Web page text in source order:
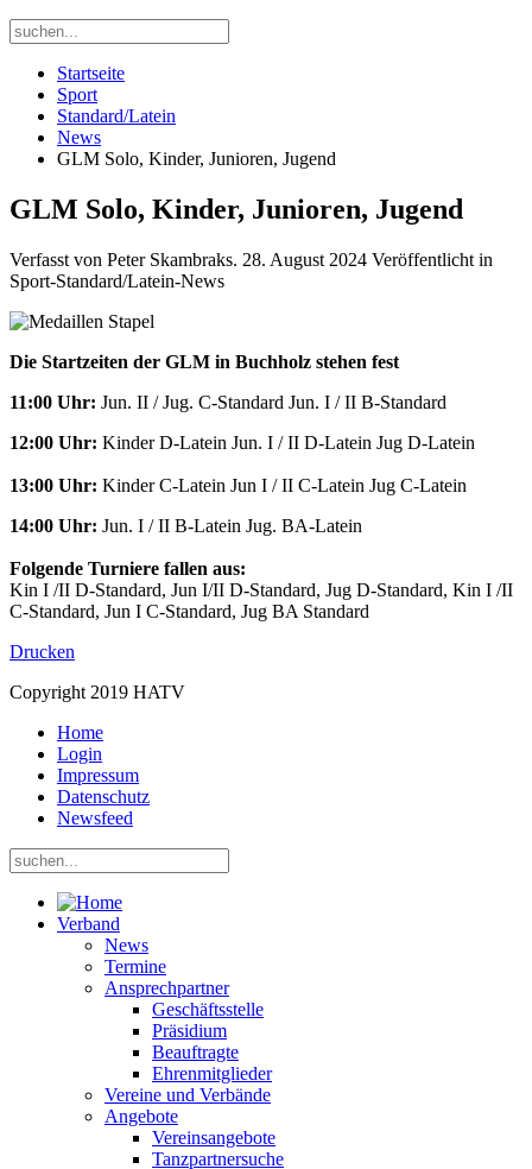
Startseite
Sport
Standard/Latein
News
GLM Solo, Kinder, Junioren, Jugend
GLM Solo, Kinder, Junioren, Jugend
Verfasst von Peter Skambraks. 28. August 2024 Veröffentlicht in
Sport-Standard/Latein-News
Die Startzeiten der GLM in Buchholz stehen fest
11:00 Uhr: Jun. II / Jug. C-Standard Jun. I / II B-Standard
12:00 Uhr: Kinder D-Latein Jun. I / II D-Latein Jug D-Latein
13:00 Uhr: Kinder C-Latein Jun I / II C-Latein Jug C-Latein
14:00 Uhr: Jun. I / II B-Latein Jug. BA-Latein
Folgende Turniere fallen aus:
Kin I /II D-Standard, Jun I/II D-Standard, Jug D-Standard, Kin I /II
C-Standard, Jun I C-Standard, Jug BA Standard
Drucken
Copyright 2019 HATV
Home
Login
Impressum
Datenschutz
Newsfeed
Verband
News
Termine
Ansprechpartner
Geschäftsstelle
Präsidium
Beauftragte
Ehrenmitglieder
Vereine und Verbände
Angebote
Vereinsangebote
Tanzpartnersuche